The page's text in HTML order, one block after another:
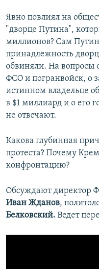
Явно повлиял на
"дворце Путина",
миллионов? Сам
принадлежность
обвиняли. На вопросы
ФСО и погранвойск, о
истинном владельце
в $1 миллиард и о его
не отвечают.
Какова глубинная
протеста? Почему
конфронтацию?
Обсуждают директор
Иван Жданов,
Белковский. Ведет